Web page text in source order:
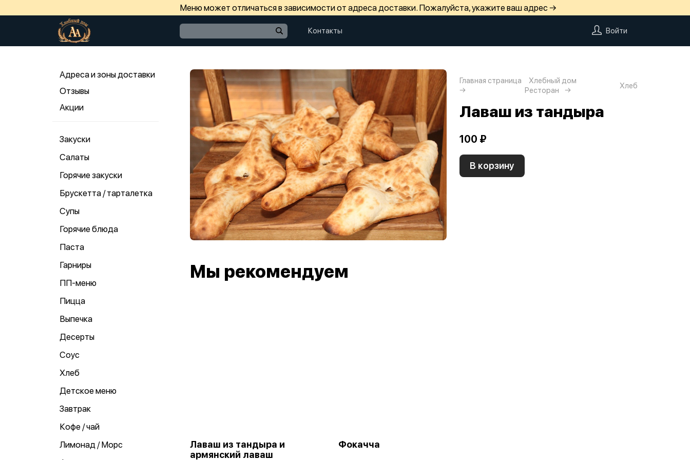
Меню может отличаться в зависимости от адреса доставки. Пожалуйста, укажите ваш адрес →
Контакты Войти
Адреса и зоны доставки
Отзывы
Акции
Закуски
Салаты
Горячие закуски
Брускетта / тарталетка
Супы
Горячие блюда
Паста
Гарниры
ПП-меню
Пицца
Выпечка
Десерты
Соус
Хлеб
Детское меню
Завтрак
Кофе / чай
Лимонад / Морс
Главная страница
Хлебный дом
Ресторан
Хлеб
Лаваш из тандыра
100 ₽
В корзину
Мы рекомендуем
Лаваш из тандыра и
армянский лаваш
Фокачча